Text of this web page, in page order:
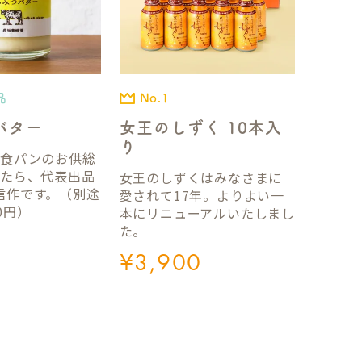
ター
パンのお供総
ら、代表出品
作です。（別途
）
No.1
女王のしずく 10本入
り
女王のしずくはみなさまに
愛されて17年。よりよい一
本にリニューアルいたしまし
た。
¥3,900